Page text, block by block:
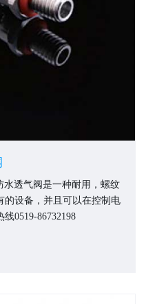
水透气阀是一种耐用，螺纹
的设备，并且可以在控制电
0519-86732198